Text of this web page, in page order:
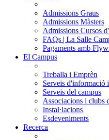
Admissions Graus
Admissions Màsters
Admissions Cursos
FAQs | La Salle
Pagaments amb
El Campus
Treballa i Emprèn
Serveis d'informació
Serveis del campus
Associacions i clubs
Instal·lacions
Esdeveniments
Recerca